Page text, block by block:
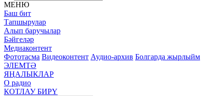
МЕНЮ
Баш бит
Тапшырулар
Алып баручылар
Бәйгеләр
Медиаконтент
Фототасма Видеоконтент Аудио-архив Болгарда жырлыйм
ЭЛЕМТӘ
ЯҢАЛЫКЛАР
О радио
КОТЛАУ БИРҮ